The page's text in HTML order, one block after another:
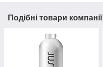
Подібні товари компанії